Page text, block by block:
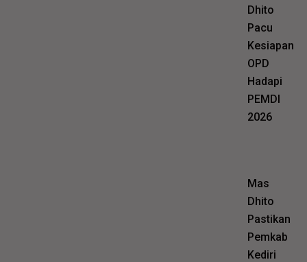
Dhito
Pacu
Kesiapan
OPD
Hadapi
PEMDI
2026
Mas
Dhito
Pastikan
Pemkab
Kediri